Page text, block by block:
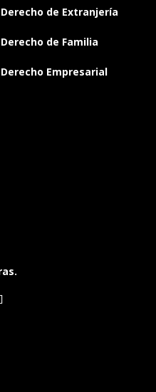
Derecho de Extranjería
Derecho de Familia
Derecho Empresarial